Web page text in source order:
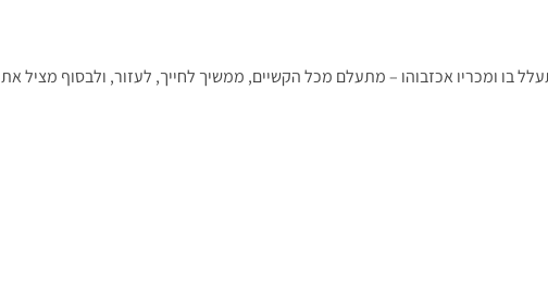
בו ומכריו אכזבוהו – מתעלם מכל הקשיים, ממשיך לחייך, לעזור, ולבסוף מציל את